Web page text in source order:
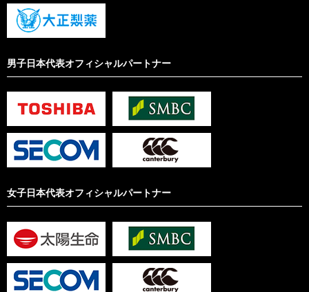
男子日本代表オフィシャルパートナー
女子日本代表オフィシャルパートナー